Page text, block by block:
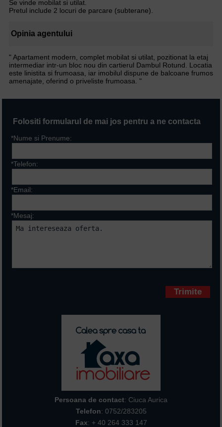
Se vinde mobilat si utilat.
Pretul include 2 locuri de parcare (subterane).
Opinia agentului
" Apartament modern, complet mobilat si utilat, pozitionat la etaj
intermediar intr-un bloc nou din cartierul Dambul Rotund. Locatia
este linistita si frumoasa, iar imobilul dispune de balcoane frumos
amenajate, oferind o priveliste frumoasa. "
Folositi formularul de mai jos pentru a ne contacta
*Nume si Prenume:
*Telefon:
*Email:
*Mesaj:
Persoana de contact: Ciuca Aurica
Telefon: 0752/283205
Fax: + 40 264 333 147